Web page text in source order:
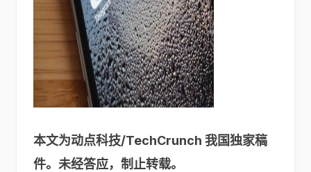
本文为动点科技/TechCrunch 我国独家稿
件。未经答应，制止转载。